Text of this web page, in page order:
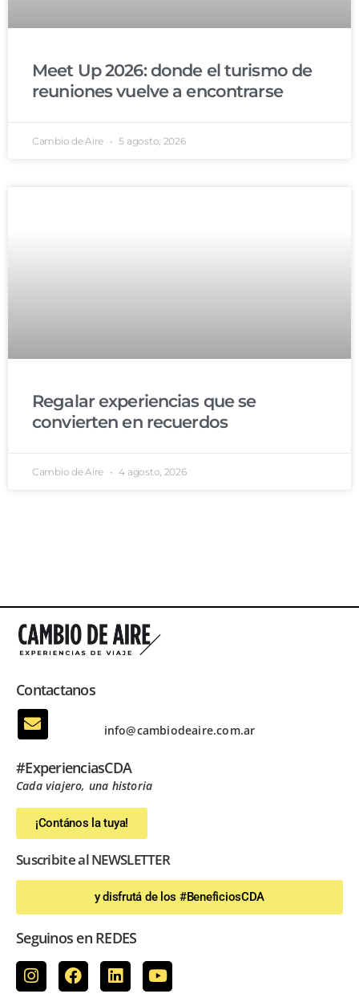
Meet Up 2026: donde el turismo de
reuniones vuelve a encontrarse
Cambio de Aire 5 agosto, 2026
Regalar experiencias que se
convierten en recuerdos
Cambio de Aire 4 agosto, 2026
Contactanos
info@cambiodeaire.com.ar
#ExperienciasCDA
Cada viajero, una historia
¡Contános la tuya!
Suscribite al NEWSLETTER
y disfrutá de los #BeneficiosCDA
Seguinos en REDES